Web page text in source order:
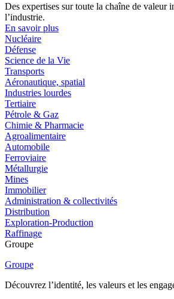
Des expertises sur toute la chaîne de valeur
l’industrie.
En savoir plus
Nucléaire
Défense
Science de la Vie
Transports
Aéronautique, spatial
Industries lourdes
Tertiaire
Pétrole & Gaz
Chimie & Pharmacie
Agroalimentaire
Automobile
Ferroviaire
Métallurgie
Mines
Immobilier
Administration & collectivités
Distribution
Exploration-Production
Raffinage
Groupe
Groupe
Découvrez l’identité, les valeurs et les